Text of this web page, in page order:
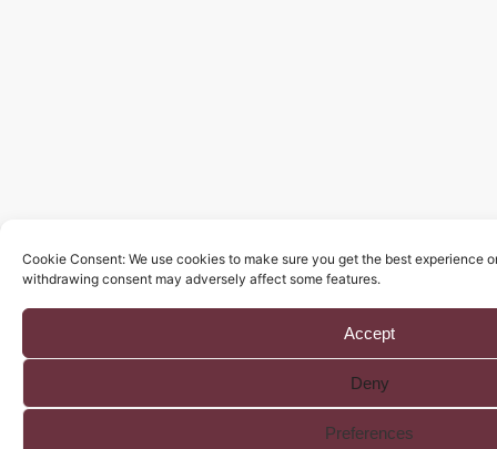
Cookie Consent: We use cookies to make sure you get the best experience
withdrawing consent may adversely affect some features.
Accept
Deny
Preferences